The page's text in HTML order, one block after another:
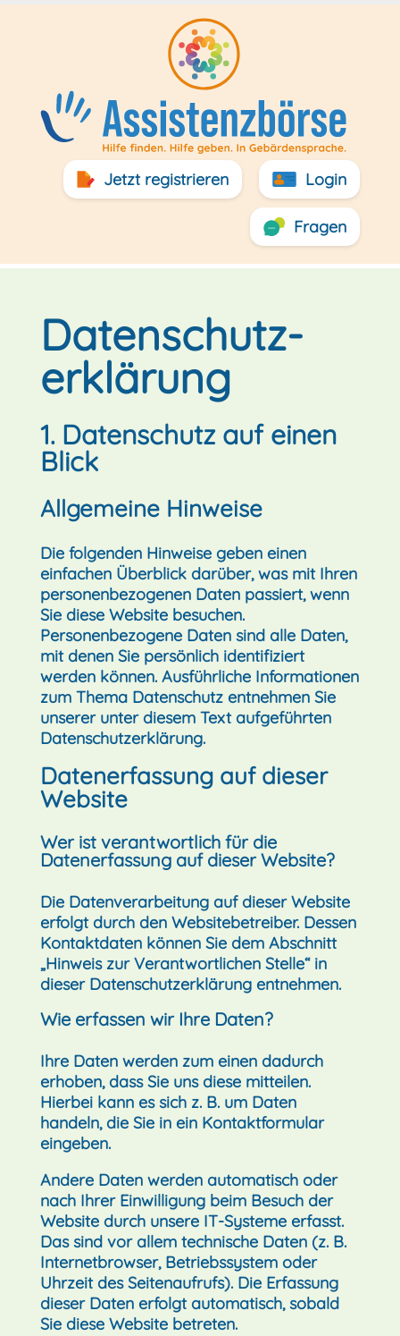
Jetzt registrieren Login
Fragen
Datenschutz­
erklärung
1. Datenschutz auf einen
Blick
Allgemeine Hinweise
Die folgenden Hinweise geben einen
einfachen Überblick darüber, was mit Ihren
personenbezogenen Daten passiert, wenn
Sie diese Website besuchen.
Personenbezogene Daten sind alle Daten,
mit denen Sie persönlich identifiziert
werden können. Ausführliche Informationen
zum Thema Datenschutz entnehmen Sie
unserer unter diesem Text aufgeführten
Datenschutzerklärung.
Datenerfassung auf dieser
Website
Wer ist verantwortlich für die
Datenerfassung auf dieser Website?
Die Datenverarbeitung auf dieser Website
erfolgt durch den Websitebetreiber. Dessen
Kontaktdaten können Sie dem Abschnitt
„Hinweis zur Verantwortlichen Stelle“ in
dieser Datenschutzerklärung entnehmen.
Wie erfassen wir Ihre Daten?
Ihre Daten werden zum einen dadurch
erhoben, dass Sie uns diese mitteilen.
Hierbei kann es sich z. B. um Daten
handeln, die Sie in ein Kontaktformular
eingeben.
Andere Daten werden automatisch oder
nach Ihrer Einwilligung beim Besuch der
Website durch unsere IT-Systeme erfasst.
Das sind vor allem technische Daten (z. B.
Internetbrowser, Betriebssystem oder
Uhrzeit des Seitenaufrufs). Die Erfassung
dieser Daten erfolgt automatisch, sobald
Sie diese Website betreten.